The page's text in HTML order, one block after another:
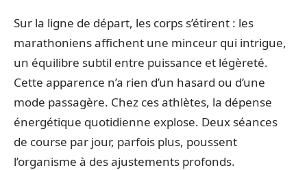
Sur la ligne de départ, les corps s’étirent : les
marathoniens affichent une minceur qui intrigue,
un équilibre subtil entre puissance et légèreté.
Cette apparence n’a rien d’un hasard ou d’une
mode passagère. Chez ces athlètes, la dépense
énergétique quotidienne explose. Deux séances
de course par jour, parfois plus, poussent
l’organisme à des ajustements profonds.